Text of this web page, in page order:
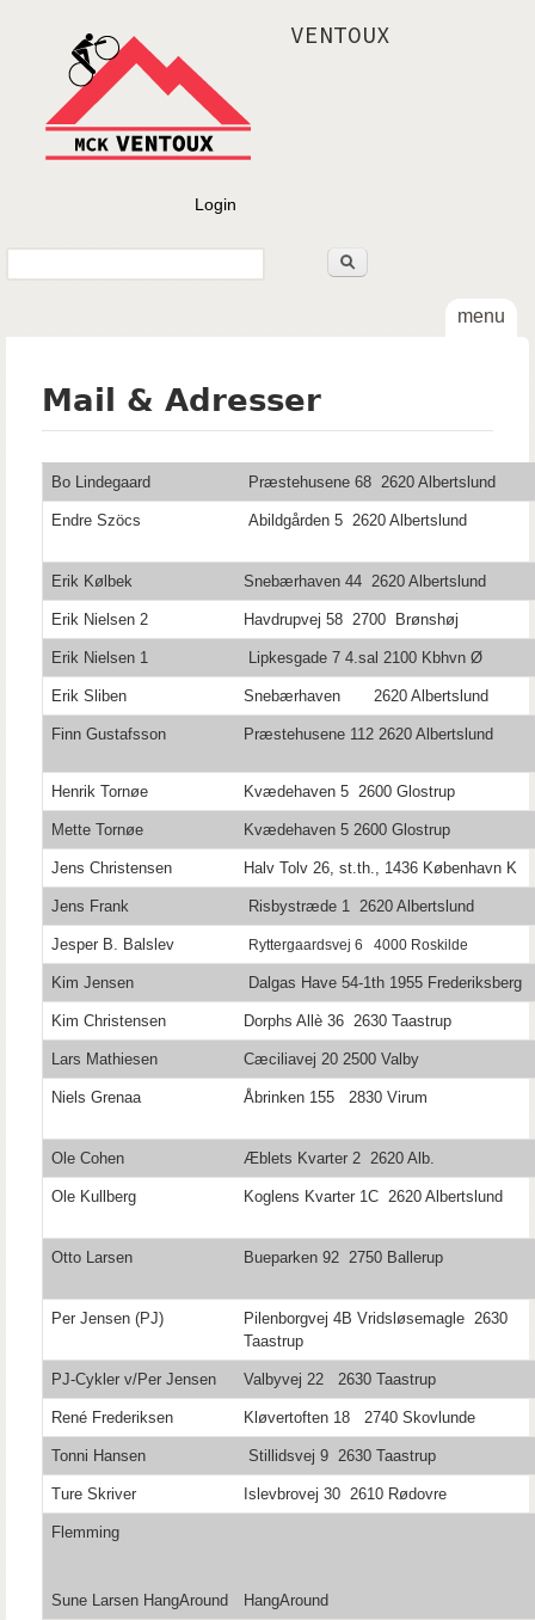
VENTOUX
Login
Søgefelt
menu
Mail & Adresser
Bo Lindegaard Præstehusene 68 2620 Albertslund
Endre Szöcs Abildgården 5 2620 Albertslund
Erik Kølbek Snebærhaven 44 2620 Albertslund
Erik Nielsen 2 Havdrupvej 58 2700 Brønshøj
Erik Nielsen 1 Lipkesgade 7 4.sal 2100 Kbhvn Ø
Erik Sliben Snebærhaven 2620 Albertslund
Finn Gustafsson Præstehusene 112 2620 Albertslund
Henrik Tornøe Kvædehaven 5 2600 Glostrup
Mette Tornøe Kvædehaven 5 2600 Glostrup
Jens Christensen Halv Tolv 26, st.th., 1436 København K
Jens Frank Risbystræde 1 2620 Albertslund
Jesper B. Balslev Ryttergaardsvej 6 4000 Roskilde
Kim Jensen Dalgas Have 54-1th 1955 Frederiksberg
Kim Christensen Dorphs Allè 36 2630 Taastrup
Lars Mathiesen Cæciliavej 20 2500 Valby
Niels Grenaa Åbrinken 155 2830 Virum
Ole Cohen Æblets Kvarter 2 2620 Alb.
Ole Kullberg Koglens Kvarter 1C 2620 Albertslund
Otto Larsen Bueparken 92 2750 Ballerup
Per Jensen (PJ)
Pilenborgvej 4B Vridsløsemagle 2630
Taastrup
PJ-Cykler v/Per Jensen Valbyvej 22 2630 Taastrup
René Frederiksen Kløvertoften 18 2740 Skovlunde
Tonni Hansen Stillidsvej 9 2630 Taastrup
Ture Skriver Islevbrovej 30 2610 Rødovre
Flemming
Sune Larsen HangAround HangAround